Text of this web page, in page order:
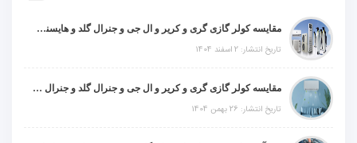
مقایسه کولر گازی گری و کریر و ال جی و جنرال گلد و هایسنس و مدیا و اجنرال
تاریخ انتشار: 2 اسفند 1404
مقایسه کولر گازی گری و کریر و ال جی و جنرال گلد و جنرال شکار و سامسونگ و یونیوا
تاریخ انتشار: 26 بهمن 1404